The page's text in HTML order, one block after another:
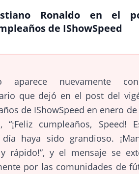
Ronaldo en el
de IShowSpeed
aparece nuevamente
que dejó en el post del
de IShowSpeed en enero de
“¡Feliz cumpleaños, Speed!
haya sido grandioso.
rápido!”, y el mensaje se
por las comunidades de